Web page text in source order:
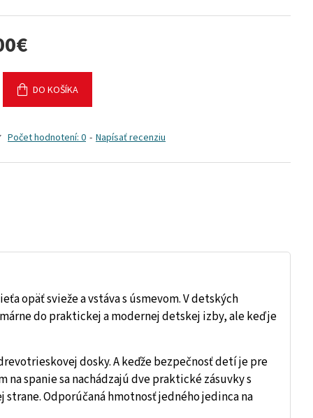
Počet hodnotení: 0 - Napísať recenziu
DO KOŠÍKA
opäť svieže a vstáva s úsmevom. V detských
do praktickej a modernej detskej izby, ale keď je
dosky. A keďže bezpečnosť detí je pre
spanie sa nachádzajú dve praktické zásuvky s
Odporúčaná hmotnosť jedného jedinca na